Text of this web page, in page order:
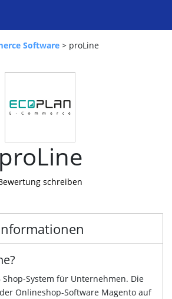
Software > proLine
proLine
schreiben
Shop-System für Unternehmen. Die
Onlineshop-Software Magento auf